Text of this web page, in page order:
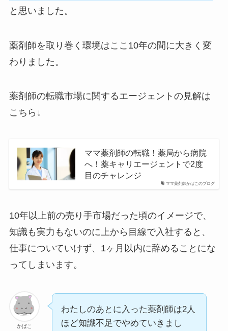
と思いました。
薬剤師を取り巻く環境はここ10年の間に大きく変
わりました。
薬剤師の転職市場に関するエージェントの見解は
こちら↓
ママ薬剤師かばこのブログ
ママ薬剤師の転職！薬局から病院
へ！薬キャリエージェントで2度
目のチャレンジ
10年以上前の売り手市場だった頃のイメージで、
知識も実力もないのに上から目線で入社すると、
仕事についていけず、1ヶ月以内に辞めることにな
ってしまいます。
かばこ
わたしのあとに入った薬剤師は2人
ほど知識不足でやめていきまし